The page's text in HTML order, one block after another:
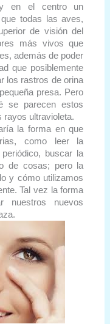
en el centro un
todas las aves,
de visión del
más vivos que
además de poder
que posiblemente
los rastros de orina
presa. Pero
se parecen estos
rayos ultravioleta.
la forma en que
como leer la
buscar la
de cosas; pero la
y cómo utilizamos
Tal vez la forma
nuestros nuevos